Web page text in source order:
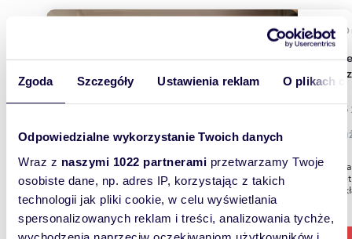
Zgoda Szczegóły Ustawienia reklam O plikach
Odpowiedzialne wykorzystanie Twoich danych
Wraz z naszymi 1022 partnerami przetwarzamy Twoje
osobiste dane, np. adres IP, korzystając z takich
technologii jak pliki cookie, w celu wyświetlania
spersonalizowanych reklam i treści, analizowania tychże,
43,70
Wynajem lokalu 43 m2 z parkingiem i
1 093
lokal
Do
na II
Lokal